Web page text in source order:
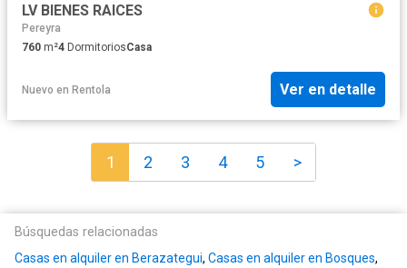
LV BIENES RAICES
Pereyra
760 m²4 DormitoriosCasa
Nuevo en Rentola Ver en detalle
1 2 3 4 5 >
Búsquedas relacionadas
Casas en alquiler en Berazategui, Casas en alquiler en Bosques,